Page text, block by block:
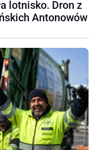
lotnisko. Dron z
Antonowów